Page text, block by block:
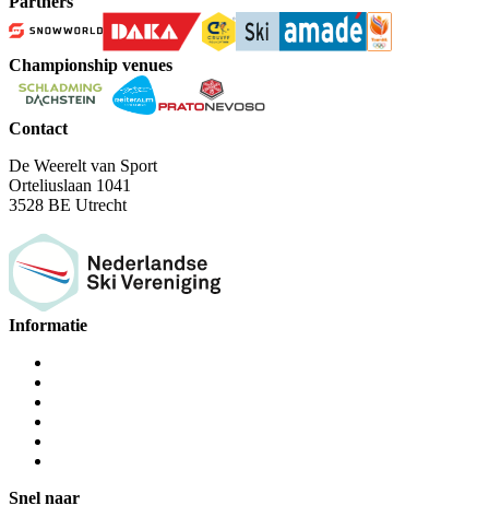
Championship venues
Contact
De Weerelt van Sport
Orteliuslaan 1041
3528 BE Utrecht
Informatie
Snel naar